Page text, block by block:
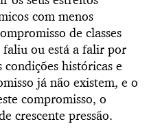
com menos
de classes
ou está a falir por
históricas e
já não existem, e o
compromisso, o
crescente pressão.